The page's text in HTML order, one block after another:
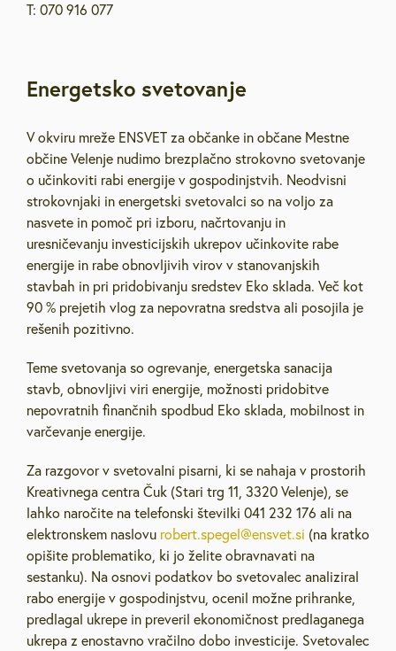
T: 070 916 077
Energetsko svetovanje
V okviru mreže ENSVET za občanke in občane Mestne
občine Velenje nudimo brezplačno strokovno svetovanje
o učinkoviti rabi energije v gospodinjstvih. Neodvisni
strokovnjaki in energetski svetovalci so na voljo za
nasvete in pomoč pri izboru, načrtovanju in
uresničevanju investicijskih ukrepov učinkovite rabe
energije in rabe obnovljivih virov v stanovanjskih
stavbah in pri pridobivanju sredstev Eko sklada. Več kot
90 % prejetih vlog za nepovratna sredstva ali posojila je
rešenih pozitivno.
Teme svetovanja so ogrevanje, energetska sanacija
stavb, obnovljivi viri energije, možnosti pridobitve
nepovratnih finančnih spodbud Eko sklada, mobilnost in
varčevanje energije.
Za razgovor v svetovalni pisarni, ki se nahaja v prostorih
Kreativnega centra Čuk (Stari trg 11, 3320 Velenje), se
lahko naročite na telefonski številki 041 232 176 ali na
elektronskem naslovu robert.spegel@ensvet.si (na kratko
opišite problematiko, ki jo želite obravnavati na
sestanku). Na osnovi podatkov bo svetovalec analiziral
rabo energije v gospodinjstvu, ocenil možne prihranke,
predlagal ukrepe in preveril ekonomičnost predlaganega
ukrepa z enostavno vračilno dobo investicije. Svetovalec